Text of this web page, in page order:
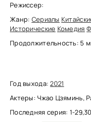
Режиссер:
Жанр: Сериалы
Исторические Комедия
Продолжительность: 5
Год выхода:2021
Актеры: Чжао Цзяминь,
Последняя серия: 1-